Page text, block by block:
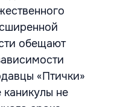
обещают
«Птички»
не